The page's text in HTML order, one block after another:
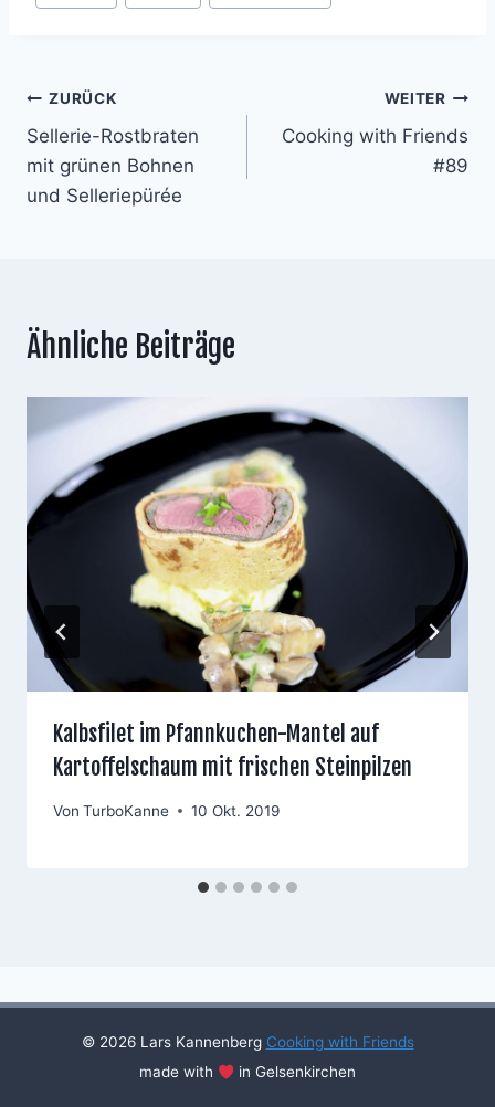
Beitragsnavigation
ZURÜCK
Sellerie-Rostbraten
mit grünen Bohnen
und Selleriepürée
WEITER
Cooking with Friends
#89
Ähnliche Beiträge
Kalbsfilet im Pfannkuchen-Mantel auf
Kartoffelschaum mit frischen Steinpilzen
Von TurboKanne 10 Okt. 2019
© 2026 Lars Kannenberg Cooking with Friends
made with
in Gelsenkirchen